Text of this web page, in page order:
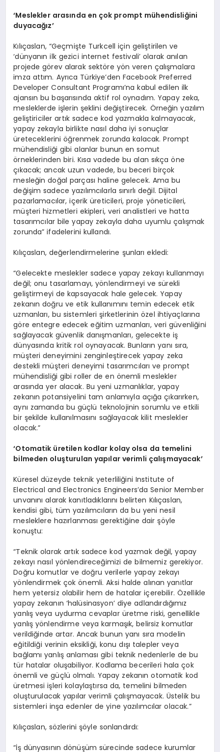
‘Meslekler arasında en çok prompt mühendisliğini
duyacağız’
Kılıçaslan, “Geçmişte Turkcell için geliştirilen ve
‘dünyanın ilk gezici internet festivali’ olarak anılan
projede görev alarak sektöre yön veren çalışmalara
imza attım. Ayrıca Türkiye’den Facebook Preferred
Developer Consultant Programı’na kabul edilen ilk
ajansın bu başarısında aktif rol oynadım. Yapay zeka,
mesleklerde işlerin şeklini değiştirecek. Örneğin yazılım
geliştiriciler artık sadece kod yazmakla kalmayacak,
yapay zekayla birlikte nasıl daha iyi sonuçlar
üreteceklerini öğrenmek zorunda kalacak. Prompt
mühendisliği gibi alanlar bunun en somut
örneklerinden biri. Kısa vadede bu alan sıkça öne
çıkacak; ancak uzun vadede, bu beceri birçok
mesleğin doğal parçası haline gelecek. Ama bu
değişim sadece yazılımcılarla sınırlı değil. Dijital
pazarlamacılar, içerik üreticileri, proje yöneticileri,
müşteri hizmetleri ekipleri, veri analistleri ve hatta
tasarımcılar bile yapay zekayla daha uyumlu çalışmak
zorunda” ifadelerini kullandı.
Kılıçaslan, değerlendirmelerine şunları ekledi:
“Gelecekte meslekler sadece yapay zekayı kullanmayı
değil; onu tasarlamayı, yönlendirmeyi ve sürekli
geliştirmeyi de kapsayacak hale gelecek. Yapay
zekanın doğru ve etik kullanımını temin edecek etik
uzmanları, bu sistemleri şirketlerinin özel ihtiyaçlarına
göre entegre edecek eğitim uzmanları, veri güvenliğini
sağlayacak güvenlik danışmanları, gelecekte iş
dünyasında kritik rol oynayacak. Bunların yanı sıra,
müşteri deneyimini zenginleştirecek yapay zeka
destekli müşteri deneyimi tasarımcıları ve prompt
mühendisliği gibi roller de en önemli meslekler
arasında yer alacak. Bu yeni uzmanlıklar, yapay
zekanın potansiyelini tam anlamıyla açığa çıkarırken,
aynı zamanda bu güçlü teknolojinin sorumlu ve etkili
bir şekilde kullanılmasını sağlayacak kilit meslekler
olacak.”
‘Otomatik üretilen kodlar kolay olsa da temelini
bilmeden oluşturulan yapılar verimli çalışmayacak’
Küresel düzeyde teknik yeterliliğini Institute of
Electrical and Electronics Engineers’da Senior Member
unvanını alarak kanıtladıklarını belirten Kılıçaslan,
kendisi gibi, tüm yazılımcıların da bu yeni nesil
mesleklere hazırlanması gerektiğine dair şöyle
konuştu:
“Teknik olarak artık sadece kod yazmak değil, yapay
zekayı nasıl yönlendireceğimizi de bilmemiz gerekiyor.
Doğru komutlar ve doğru verilerle yapay zekayı
yönlendirmek çok önemli. Aksi halde alınan yanıtlar
hem yetersiz olabilir hem de hatalar içerebilir. Özellikle
yapay zekanın ‘halüsinasyon’ diye adlandırdığımız
yanlış veya uydurma cevaplar üretme riski, genellikle
yanlış yönlendirme veya karmaşık, belirsiz komutlar
verildiğinde artar. Ancak bunun yanı sıra modelin
eğitildiği verinin eksikliği, konu dışı talepler veya
bağlamı yanlış anlaması gibi teknik nedenlerle de bu
tür hatalar oluşabiliyor. Kodlama becerileri hala çok
önemli ve güçlü olmalı. Yapay zekanın otomatik kod
üretmesi işleri kolaylaştırsa da, temelini bilmeden
oluşturulacak yapılar verimli çalışmayacak. Üstelik bu
sistemleri inşa edenler de yine yazılımcılar olacak.”
Kılıçaslan, sözlerini şöyle sonlandırdı:
“İş dünyasının dönüşüm sürecinde sadece kurumlar